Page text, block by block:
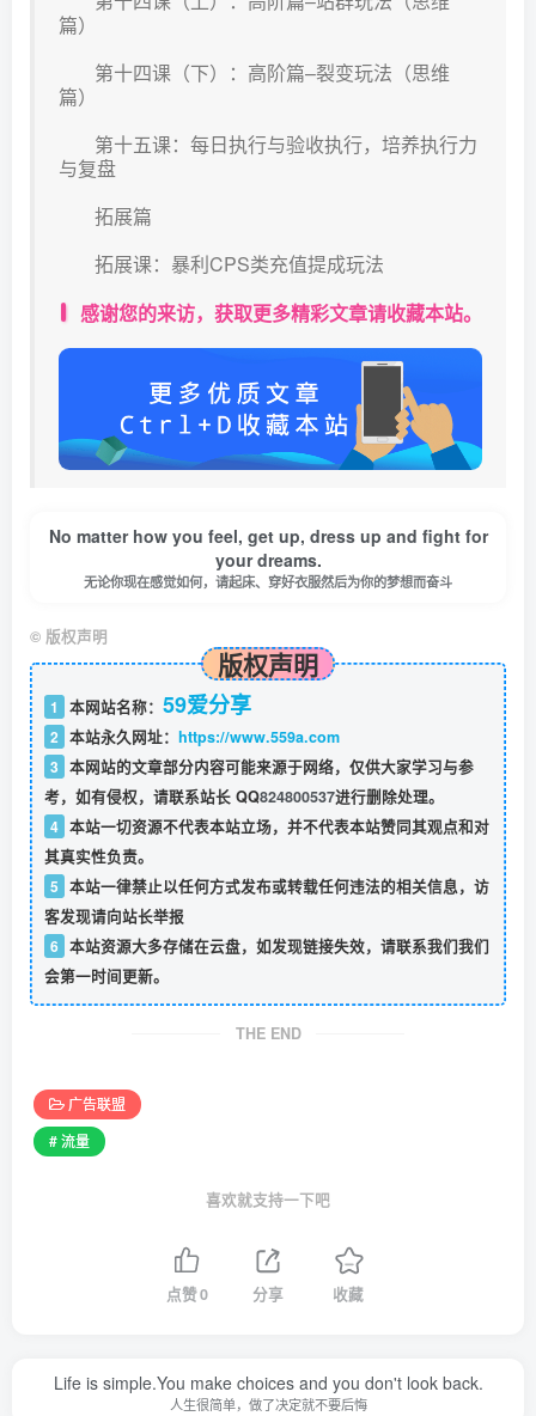
篇）
第十四课（下）：高阶篇–裂变玩法（思维
篇）
第十五课：每日执行与验收执行，培养执行力
与复盘
拓展篇
拓展课：暴利CPS类充值提成玩法
感谢您的来访，获取更多精彩文章请收藏本站。
No matter how you feel, get up, dress up and fight for
your dreams.
无论你现在感觉如何，请起床、穿好衣服然后为你的梦想而奋斗
© 版权声明
版权声明
1 本网站名称： 59爱分享
2 本站永久网址： https://www.559a.com
3 本网站的文章部分内容可能来源于网络，仅供大家学习与参
考，如有侵权，请联系站长 QQ824800537进行删除处理。
4 本站一切资源不代表本站立场，并不代表本站赞同其观点和对
其真实性负责。
5 本站一律禁止以任何方式发布或转载任何违法的相关信息，访
客发现请向站长举报
6 本站资源大多存储在云盘，如发现链接失效，请联系我们我们
会第一时间更新。
THE END
广告联盟
# 流量
喜欢就支持一下吧
点赞0 分享 收藏
Life is simple.You make choices and you don't look back.
人生很简单，做了决定就不要后悔